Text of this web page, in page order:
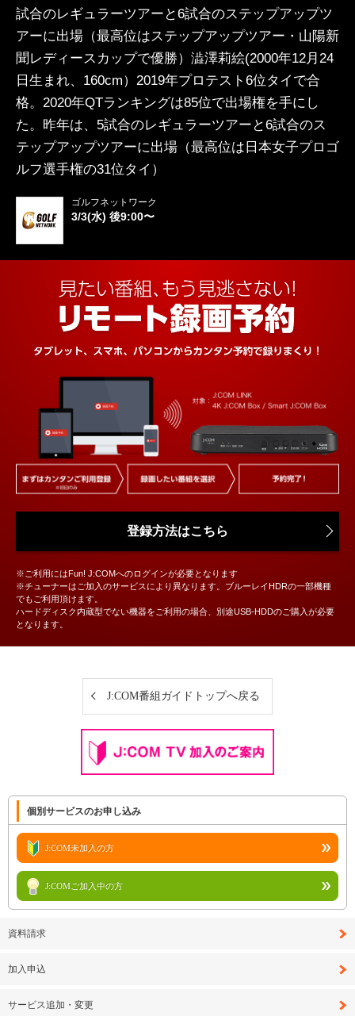
試合のレギュラーツアーと6試合のステップアップツ
アーに出場（最高位はステップアップツアー・山陽新
聞レディースカップで優勝）澁澤莉絵(2000年12月24
日生まれ、160cm）2019年プロテスト6位タイで合
格。2020年QTランキングは85位で出場権を手にし
た。昨年は、5試合のレギュラーツアーと6試合のス
テップアップツアーに出場（最高位は日本女子プロゴ
ルフ選手権の31位タイ）
ゴルフネットワーク
3/3(水) 後9:00〜
登録方法はこちら
※ご利用にはFun! J:COMへのログインが必要となります
※チューナーはご加入のサービスにより異なります。ブルーレイHDRの一部機種
でもご利用頂けます。
ハードディスク内蔵型でない機器をご利用の場合、別途USB-HDDのご購入が必要
となります。
J:COM番組ガイドトップへ戻る
個別サービスのお申し込み
J:COM未加入の方
J:COMご加入中の方
資料請求
加入申込
サービス追加・変更